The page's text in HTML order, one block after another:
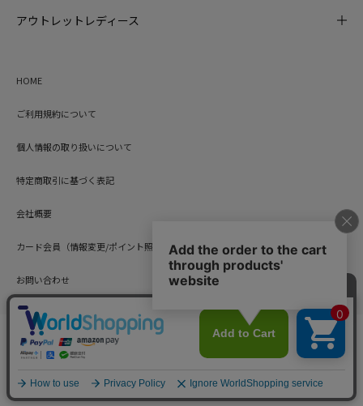
アウトレットレディース
HOME
ご利用規約について
個人情報の取り扱いについて
特定商取引に基づく表記
会社概要
カード会員（情報変更/ポイント照会）
お問い合わせ
Copyright © HARUYAMA TRADING CO.,LTD. All Rights Reserved.